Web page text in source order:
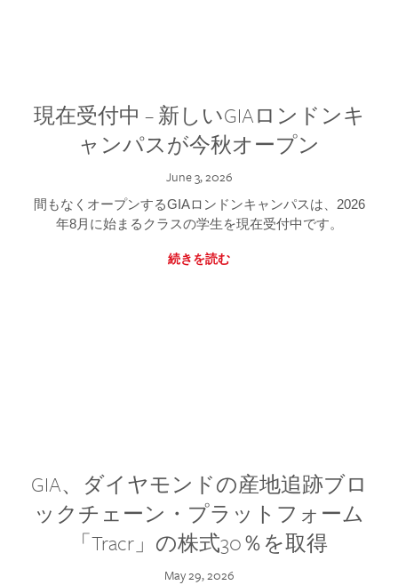
現在受付中 – 新しいGIAロンドンキ
ャンパスが今秋オープン
June 3, 2026
間もなくオープンするGIAロンドンキャンパスは、2026
年8月に始まるクラスの学生を現在受付中です。
続きを読む
GIA、ダイヤモンドの産地追跡ブロ
ックチェーン・プラットフォーム
「Tracr」の株式30％を取得
May 29, 2026